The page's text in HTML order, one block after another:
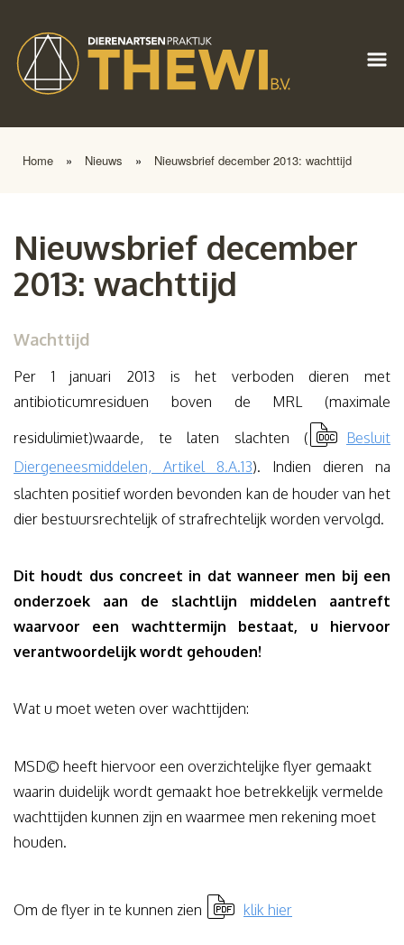
Home » Nieuws » Nieuwsbrief december 2013: wachttijd
Nieuwsbrief december
2013: wachttijd
Wachttijd
Per 1 januari 2013 is het verboden dieren met
antibioticumresiduen boven de MRL (maximale
residulimiet)waarde, te laten slachten (
Besluit
Diergeneesmiddelen, Artikel 8.A.13). Indien dieren na
slachten positief worden bevonden kan de houder van het
dier bestuursrechtelijk of strafrechtelijk worden vervolgd.
Dit houdt dus concreet in dat wanneer men bij een
onderzoek aan de slachtlijn middelen aantreft
waarvoor een wachttermijn bestaat, u hiervoor
verantwoordelijk wordt gehouden!
Wat u moet weten over wachttijden:
MSD© heeft hiervoor een overzichtelijke flyer gemaakt
waarin duidelijk wordt gemaakt hoe betrekkelijk vermelde
wachttijden kunnen zijn en waarmee men rekening moet
houden.
Om de flyer in te kunnen zien klik hier